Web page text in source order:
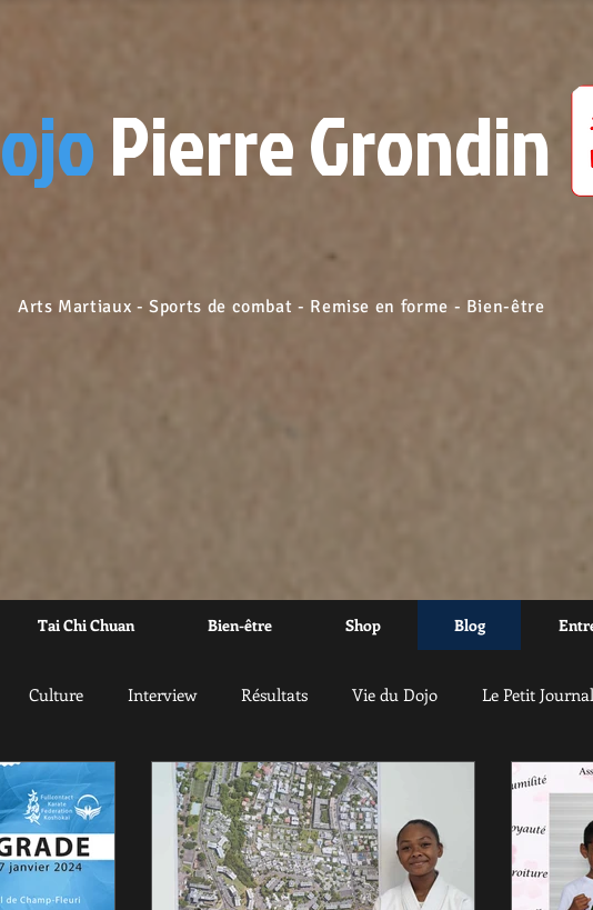
Pierre Grondin
- Sports de combat - Remise en forme - Bien-être
Tai Chi Chuan Bien-être Shop Blog
Culture Interview Résultats Vie du Dojo Le Petit Journal